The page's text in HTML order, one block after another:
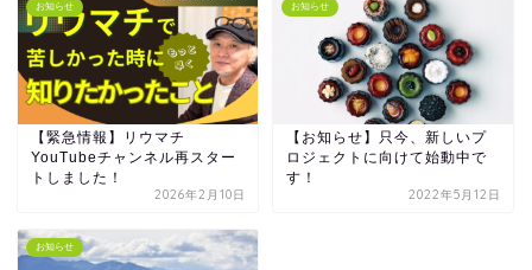
お知らせ
【緊急情報】リウマチ
YouTubeチャンネル再スター
トしました！
2026年2月10日
お知らせ
【お知らせ】只今、新しいプ
ロジェクトに向けて始動中で
す！
2022年5月12日
お知らせ